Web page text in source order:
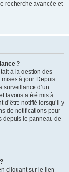
recherche avancée et
?
à la gestion des
mises à jour. Depuis
surveillance d’un
favoris a été mis à
notifié lorsqu’il y
de notifications pour
depuis le panneau de
cliquant sur le lien